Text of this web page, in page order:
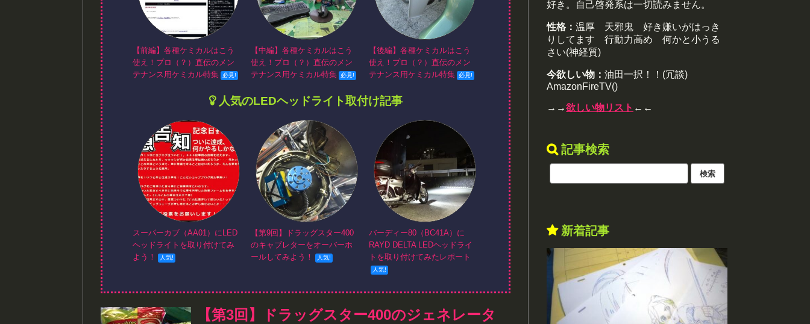
【前編】各種ケミカルはこう
使え！プロ（？）直伝のメン
テナンス用ケミカル特集
【中編】各種ケミカルはこう
使え！プロ（？）直伝のメン
テナンス用ケミカル特集
【後編】各種ケミカルはこう
使え！プロ（？）直伝のメン
テナンス用ケミカル特集
人気のLEDヘッドライト取付け記事
スーパーカブ（AA01）にLED
ヘッドライトを取り付けてみ
よう！
【第9回】ドラッグスター400
のキャブレターをオーバーホ
ールしてみよう！
バーディー80（BC41A）に
RAYD DELTA LEDヘッドライ
トを取り付けてみたレポート
【第3回】ドラッグスター400のジェネレータ
好き。自己啓発系は一切読みません。
性格： 温厚 天邪鬼 好き嫌いがはっき
りしてます 行動力高め 何かと小うる
さい(神経質)
今欲しい物： 油田一択！！(冗談)
AmazonFireTV()
→→欲しい物リスト ←←
記事検索
新着記事